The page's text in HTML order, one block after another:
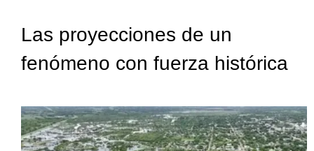
Las proyecciones de un
fenómeno con fuerza histórica